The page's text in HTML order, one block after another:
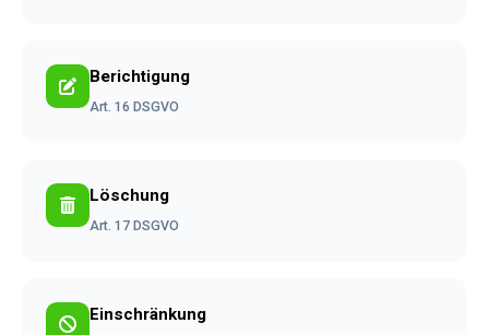
Berichtigung
Art. 16 DSGVO
Löschung
Art. 17 DSGVO
Einschränkung